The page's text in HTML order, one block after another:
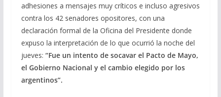
adhesiones a mensajes muy críticos e incluso agresivos
contra los 42 senadores opositores, con una
declaración formal de la Oficina del Presidente donde
expuso la interpretación de lo que ocurrió la noche del
jueves: “Fue un intento de socavar el Pacto de Mayo,
el Gobierno Nacional y el cambio elegido por los
argentinos”.